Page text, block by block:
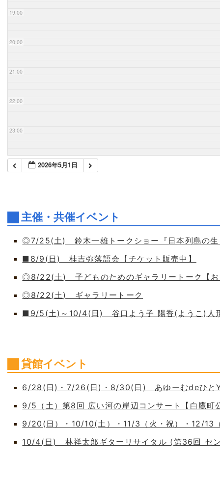
19:00
20:00
21:00
22:00
23:00
2026年5月1日
主催・共催イベント
◎7/25(土) 鈴木一雄トークショー『日本列島の生
■8/9(日) 桂吉弥落語会【チケット販売中】
◎8/22(土) 子どものためのギャラリートーク【お
◎8/22(土) ギャラリートーク
■9/5(土)～10/4(日) 谷口よう子 陽香(ようこ)人
貸館イベント
6/28(日)・7/26(日)・8/30(日) あゆーむdeひと
9/5（土）第8回 広い河の岸辺コンサート【白鷹町
9/20(日）・10/10(土）・11/3（火・祝）・12/
10/4(日) 林祥太郎ギターリサイタル (第36回 セ